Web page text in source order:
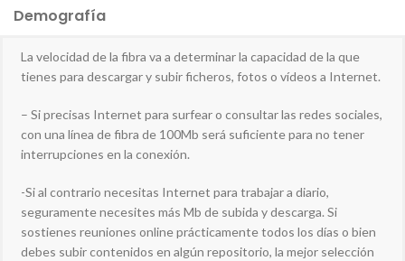
Demografía
La velocidad de la fibra va a determinar la capacidad de la que
tienes para descargar y subir ficheros, fotos o vídeos a Internet.
– Si precisas Internet para surfear o consultar las redes sociales,
con una línea de fibra de 100Mb será suficiente para no tener
interrupciones en la conexión.
-Si al contrario necesitas Internet para trabajar a diario,
seguramente necesites más Mb de subida y descarga. Si
sostienes reuniones online prácticamente todos los días o bien
debes subir contenidos en algún repositorio, la mejor selección